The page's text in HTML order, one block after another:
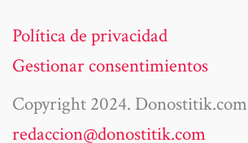
Política de privacidad
Gestionar consentimientos
Copyright 2024. Donostitik.com
redaccion@donostitik.com